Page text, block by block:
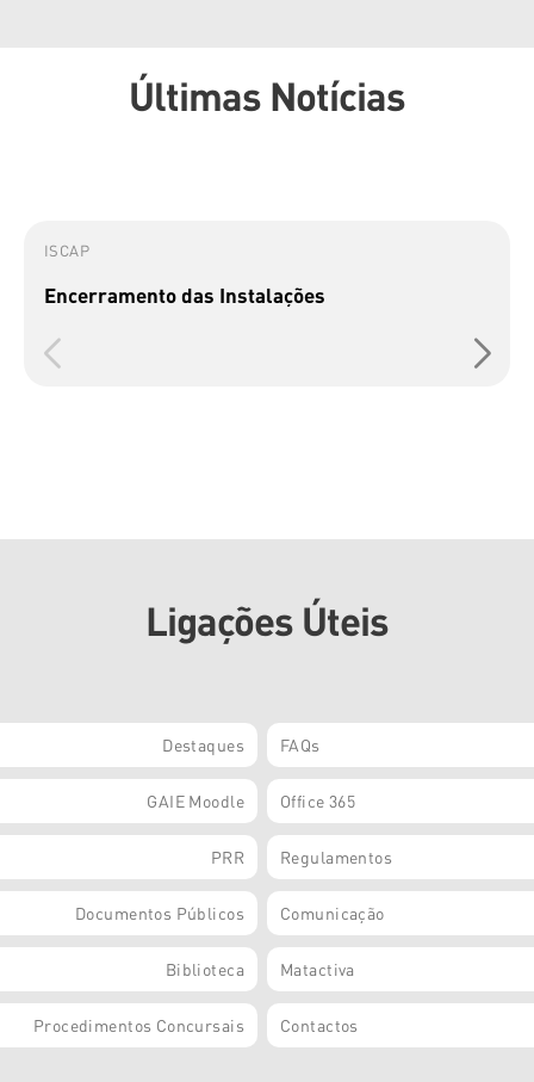
Últimas Notícias
ISCAP
Encerramento das Instalações
Ligações Úteis
Destaques FAQs
GAIE Moodle Office 365
PRR Regulamentos
Documentos Públicos Comunicação
Biblioteca Matactiva
Procedimentos Concursais Contactos